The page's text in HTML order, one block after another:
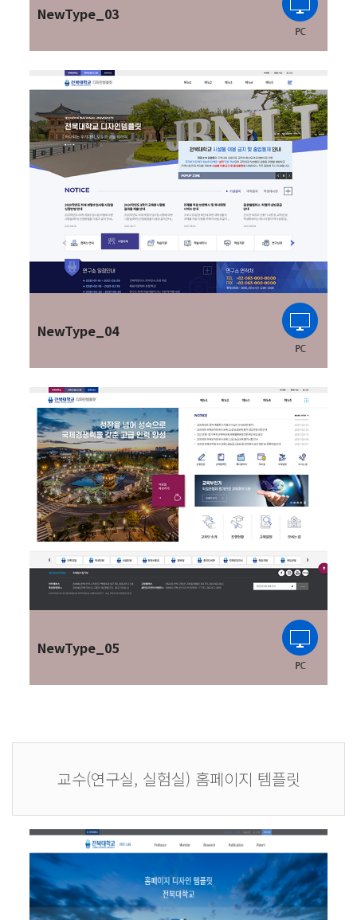
NewType_03
NewType_04
NewType_05
교수(연구실, 실험실) 홈페이지 템플릿